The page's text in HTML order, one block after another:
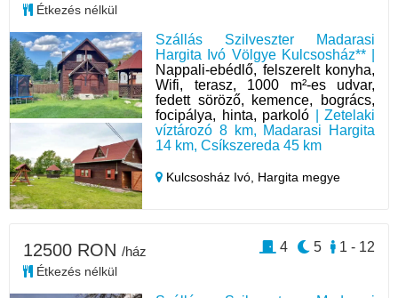
Szállás Szilveszter Madarasi
Hargita Ivó Völgye Kulcsosház** |
Nappali-ebédlő, felszerelt konyha,
Wifi, terasz, 1000 m²-es udvar,
fedett söröző, kemence, bogrács,
focipálya, hinta, parkoló | Zetelaki
víztározó 8 km, Madarasi Hargita
14 km, Csíkszereda 45 km
Kulcsosház Ivó, Hargita megye
Étkezés nélkül
12500 RON /ház
Étkezés nélkül
1 - 12
5
4